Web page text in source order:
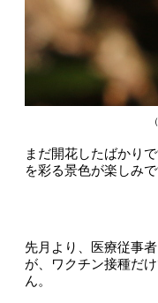
まだ開花したばかり
を彩る景色が楽しみで
先月より、医療従事
が、ワクチン接種だ
ん。